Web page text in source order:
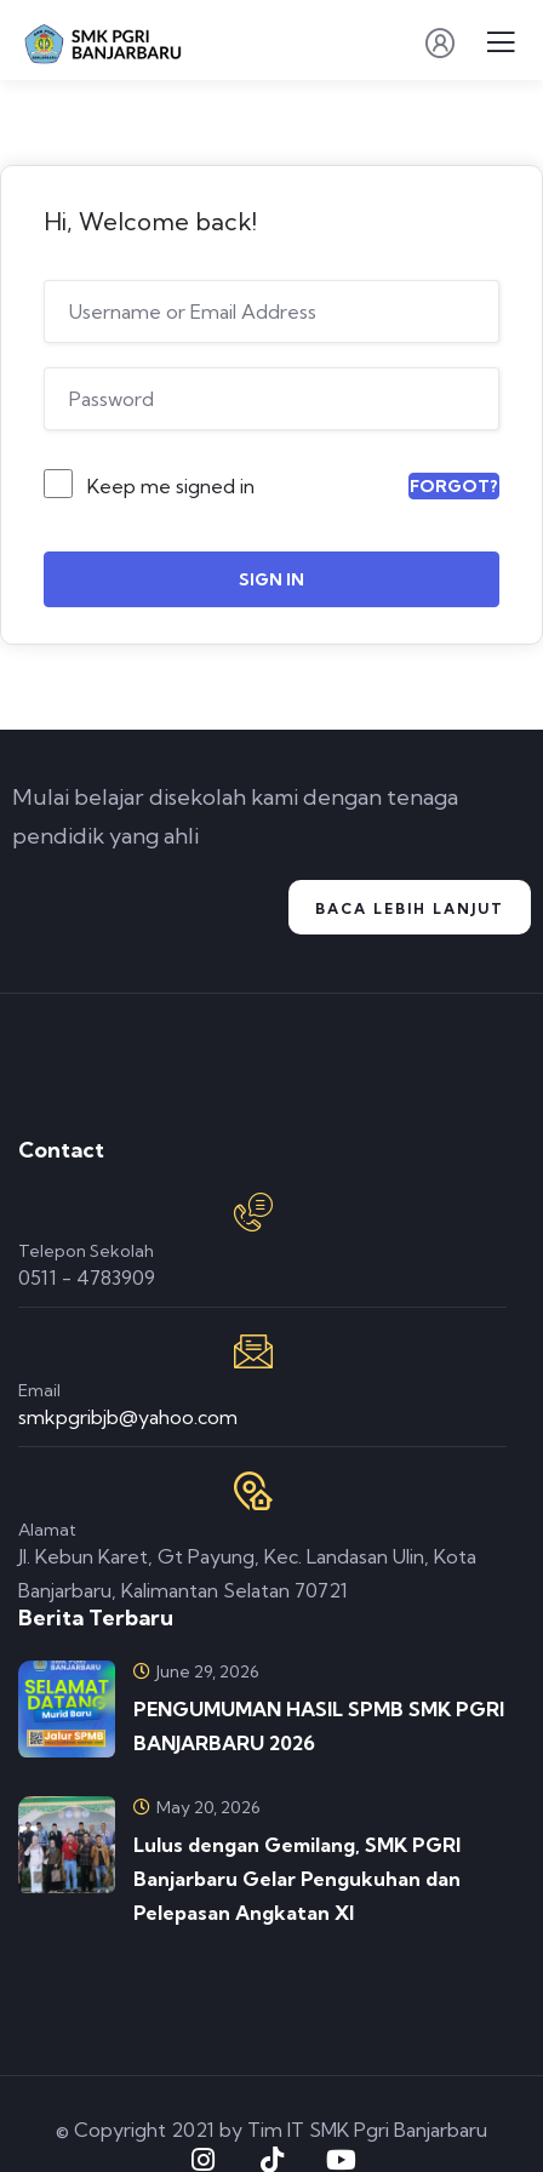
Hi, Welcome back!
Keep me signed in FORGOT?
SIGN IN
Mulai belajar disekolah kami dengan tenaga
pendidik yang ahli
BACA LEBIH LANJUT
Contact
Telepon Sekolah
0511 - 4783909
Email
smkpgribjb@yahoo.com
Alamat
Jl. Kebun Karet, Gt Payung, Kec. Landasan Ulin, Kota
Banjarbaru, Kalimantan Selatan 70721
Berita Terbaru
June 29, 2026
PENGUMUMAN HASIL SPMB SMK PGRI
BANJARBARU 2026
May 20, 2026
Lulus dengan Gemilang, SMK PGRI
Banjarbaru Gelar Pengukuhan dan
Pelepasan Angkatan XI
© Copyright 2021 by Tim IT SMK Pgri Banjarbaru